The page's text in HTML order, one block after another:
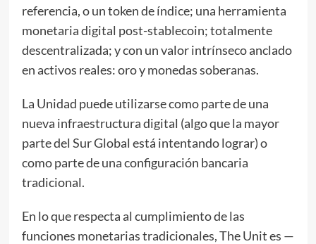
referencia, o un token de índice; una herramienta
monetaria digital post-stablecoin; totalmente
descentralizada; y con un valor intrínseco anclado
en activos reales: oro y monedas soberanas.
La Unidad puede utilizarse como parte de una
nueva infraestructura digital (algo que la mayor
parte del Sur Global está intentando lograr) o
como parte de una configuración bancaria
tradicional.
En lo que respecta al cumplimiento de las
funciones monetarias tradicionales, The Unit es —